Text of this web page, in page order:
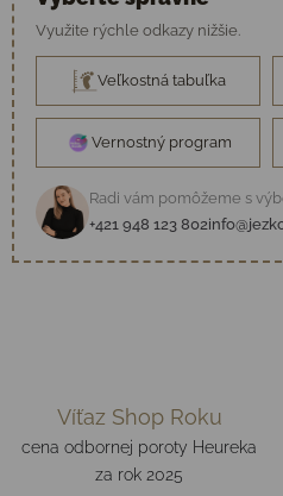
Využite rýchle odkazy nižšie.
Veľkostná tabuľka
Vernostný program
Radi vám pomôžeme s
+421 948 123 802
Víťaz Shop Roku
cena odbornej poroty Heureka
za rok 2025